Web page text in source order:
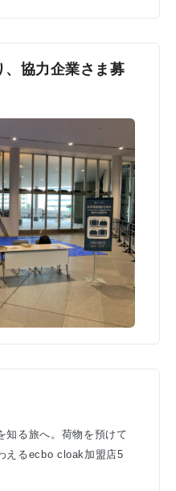
、協力企業さま募
知る旅へ。荷物を預けて
えるecbo cloak加盟店5